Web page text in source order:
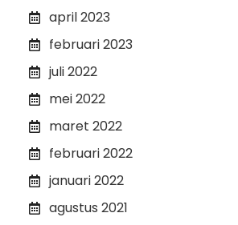
april 2023
februari 2023
juli 2022
mei 2022
maret 2022
februari 2022
januari 2022
agustus 2021